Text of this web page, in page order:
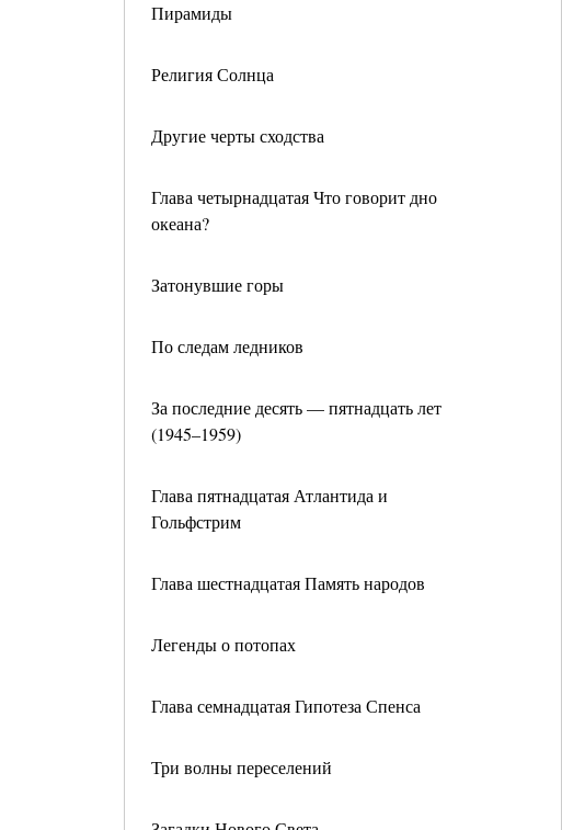
Пирамиды
Религия Солнца
Другие черты сходства
Глава четырнадцатая Что говорит дно
океана?
Затонувшие горы
По следам ледников
За последние десять — пятнадцать лет
(1945–1959)
Глава пятнадцатая Атлантида и
Гольфстрим
Глава шестнадцатая Память народов
Легенды о потопах
Глава семнадцатая Гипотеза Спенса
Три волны переселений